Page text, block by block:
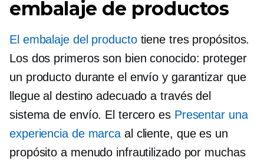
embalaje de productos
El embalaje del productotiene tres propósitos.
Los dos primeros son bien conocido: proteger
un producto durante el envío y garantizar que
llegue al destino adecuado a través del
sistema de envío. El tercero es Presentar una
experiencia de marca al cliente, que es un
propósito a menudo infrautilizado por muchas